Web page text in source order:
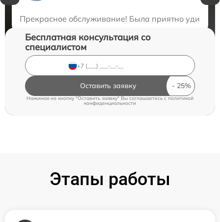
Прекрасное обслуживание! Была приятно
Бесплатная консультация со
специалистом
Оставить заявку
Нажимая на кнопку "Оставить заявку" Вы соглашаетесь cполитикой
конфиденциальности
Этапы работы